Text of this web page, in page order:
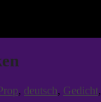
, deutsch, Gedicht,